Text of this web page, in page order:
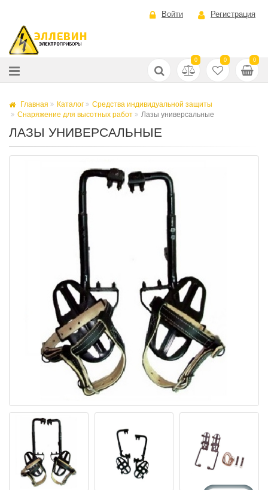
Войти Регистрация
0 0 0
Главная Каталог
Средства индивидуальной защиты
Снаряжение для высотных работ
Лазы универсальные
ЛАЗЫ УНИВЕРСАЛЬНЫЕ